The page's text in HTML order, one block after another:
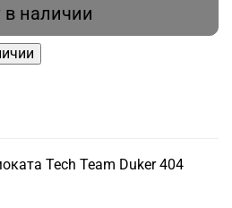
в наличии
Tech Team Duker 404